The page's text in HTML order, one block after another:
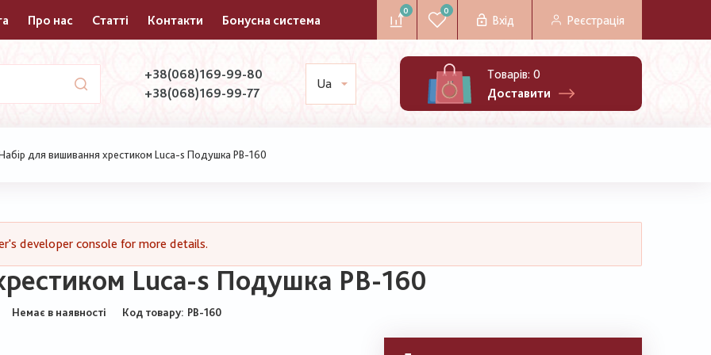
Про нас Статті Контакти Бонусна система
0 0
Вхід Реєстрація
+38(068)169-99-80
+38(068)169-99-77
Ua
Товарів: 0
Доставити
для вишивання хрестиком Luca-s Подушка РВ-160
developer console for more details.
Luca-s Подушка РВ-160
Немає в наявності Код товару РВ-160